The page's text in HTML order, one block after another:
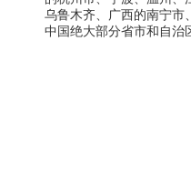
乌鲁木齐、广西的南宁市
中国绝大部分省市和自治